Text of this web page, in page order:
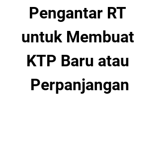
Pengantar RT
untuk Membuat
KTP Baru atau
Perpanjangan